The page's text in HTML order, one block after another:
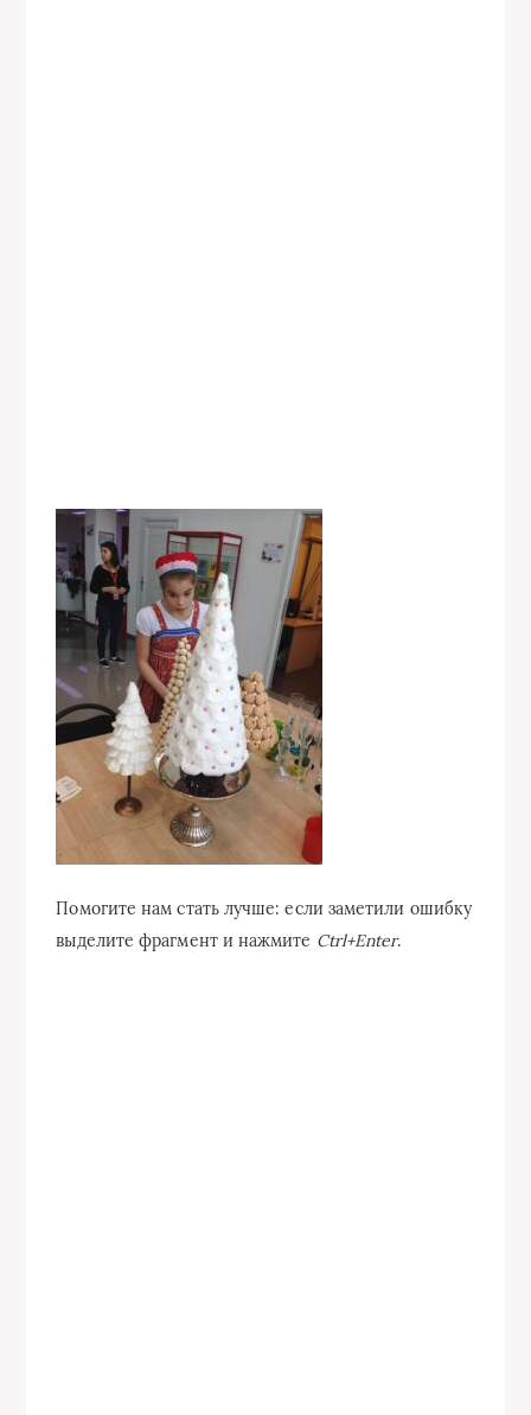
Помогите нам стать лучше: если заметили ошибку
выделите фрагмент и нажмите Ctrl+Enter.